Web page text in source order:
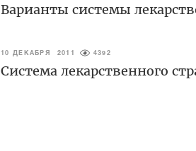
Варианты системы
10 ДЕКАБРЯ 2011 4392
Система лекарственного